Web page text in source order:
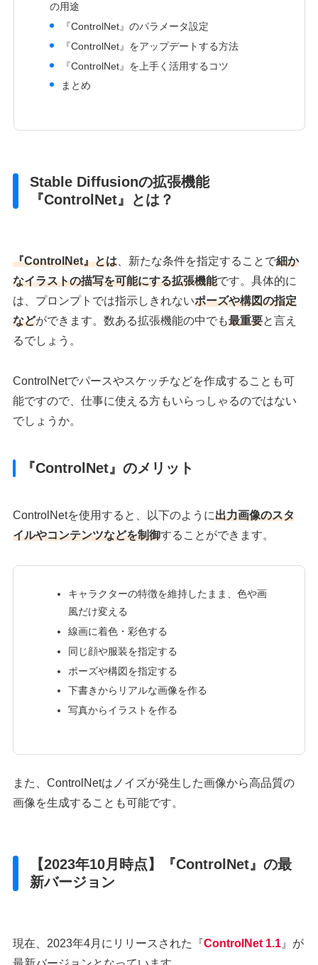
の用途
『ControlNet』のパラメータ設定
『ControlNet』をアップデートする方法
『ControlNet』を上手く活用するコツ
まとめ
Stable Diffusionの拡張機能
『ControlNet』とは？
『ControlNet』とは 、新たな条件を指定することで細か
なイラストの描写を可能にする拡張機能です。具体的に
は、プロンプトでは指示しきれないポーズや構図の指定
などができます。数ある拡張機能の中でも最重要と言え
るでしょう。
ControlNetでパースやスケッチなどを作成することも可
能ですので、仕事に使える方もいらっしゃるのではない
でしょうか。
『ControlNet』のメリット
ControlNetを使用すると、以下のように出力画像のスタ
イルやコンテンツなどを制御することができます。
キャラクターの特徴を維持したまま、色や画
風だけ変える
線画に着色・彩色する
同じ顔や服装を指定する
ポーズや構図を指定する
下書きからリアルな画像を作る
写真からイラストを作る
また、ControlNetはノイズが発生した画像から高品質の
画像を生成することも可能です。
【2023年10月時点】『ControlNet』の最
新バージョン
現在、2023年4月にリリースされた『ControlNet 1.1 』が